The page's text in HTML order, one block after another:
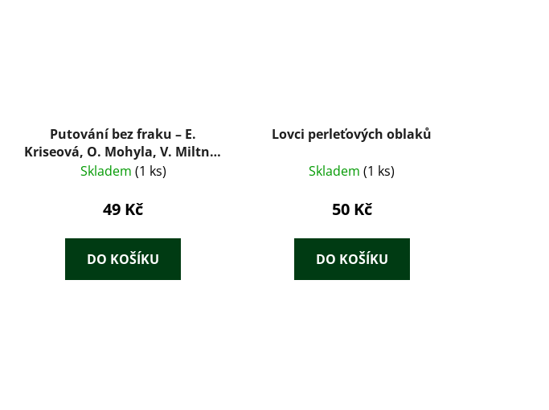
Putování bez fraku – E.
Kriseová, O. Mohyla, V. Miltner
(1968)
Skladem (1 ks)
49 Kč
DO KOŠÍKU
Lovci perleťových oblaků
Skladem(1 ks)
50 Kč
DO KOŠÍKU